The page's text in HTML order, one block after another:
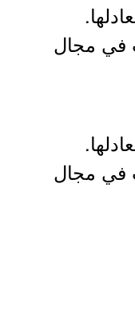
4 سنوات في مجال
4 سنوات في مجال